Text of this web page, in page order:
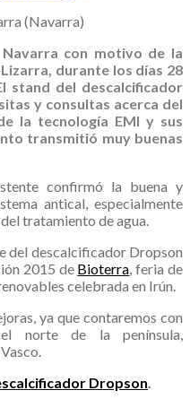
con motivo de la
durante los días 28
stand del descalcificador
y consultas acerca del
la tecnología EMI y sus
transmitió muy buenas
confirmó la buena y
antical, especialmente
tratamiento de agua.
del descalcificador Dropson
2015 de Bioterra, feria de
celebrada en Irún.
ya que contaremos con
norte de la península,
Dropson.